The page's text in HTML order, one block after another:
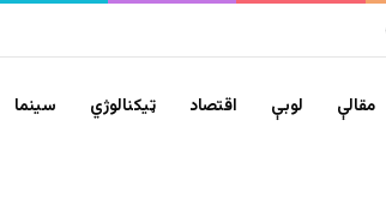
مقالې لوبې اقتصاد ټیکنالوژي سينما